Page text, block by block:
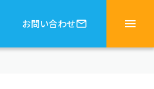
お問い合わせmail_outline menu